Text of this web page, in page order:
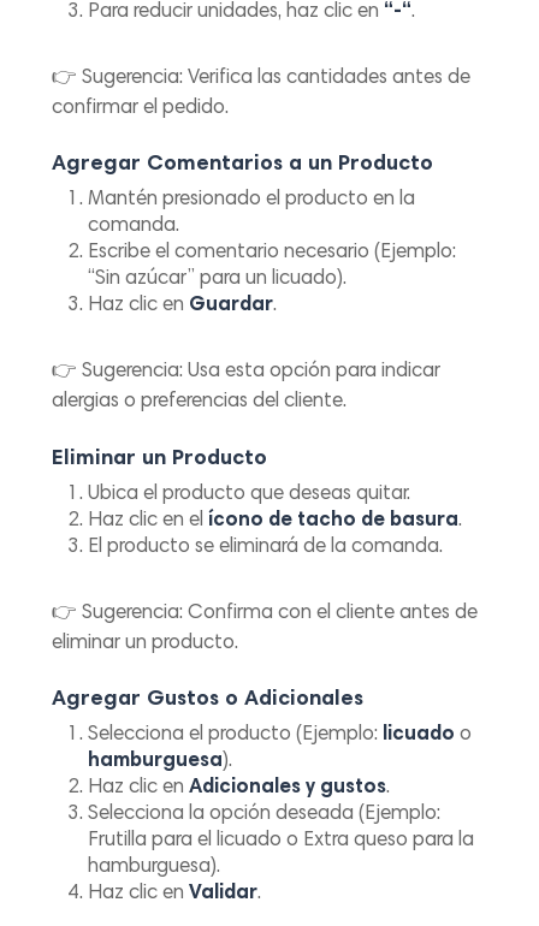
Para reducir unidades, haz clic en “-“.
👉Sugerencia: Verifica las cantidades antes de
confirmar el pedido.
Agregar Comentarios a un Producto
Mantén presionado el producto en la
comanda.
Escribe el comentario necesario (Ejemplo:
“Sin azúcar” para un licuado).
Haz clic en Guardar.
👉Sugerencia: Usa esta opción para indicar
alergias o preferencias del cliente.
Eliminar un Producto
Ubica el producto que deseas quitar.
Haz clic en el ícono de tacho de basura.
El producto se eliminará de la comanda.
👉Sugerencia: Confirma con el cliente antes de
eliminar un producto.
Agregar Gustos o Adicionales
Selecciona el producto (Ejemplo: licuado o
hamburguesa).
Haz clic enAdicionales y gustos.
Selecciona la opción deseada (Ejemplo:
Frutilla para el licuado o Extra queso para la
hamburguesa).
Haz clic enValidar.